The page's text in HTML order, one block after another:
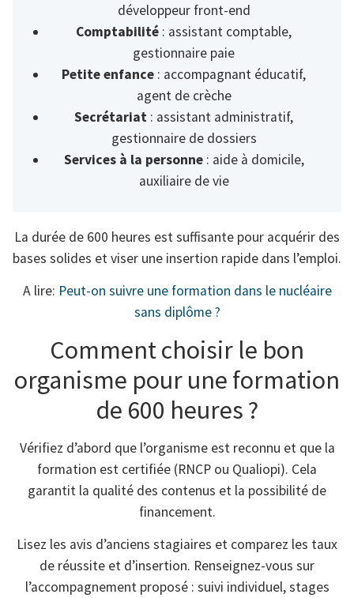
développeur front-end
Comptabilité : assistant comptable,
gestionnaire paie
Petite enfance : accompagnant éducatif,
agent de crèche
Secrétariat : assistant administratif,
gestionnaire de dossiers
Services à la personne: aide à domicile,
auxiliaire de vie
La durée de 600 heures est suffisante pour acquérir des
bases solides et viser une insertion rapide dans l’emploi.
A lire: Peut-on suivre une formation dans le nucléaire
sans diplôme ?
Comment choisir le bon
organisme pour une formation
de 600 heures ?
Vérifiez d’abord que l’organisme est reconnu et que la
formation est certifiée (RNCP ou Qualiopi). Cela
garantit la qualité des contenus et la possibilité de
financement.
Lisez les avis d’anciens stagiaires et comparez les taux
de réussite et d’insertion. Renseignez-vous sur
l’accompagnement proposé : suivi individuel, stages